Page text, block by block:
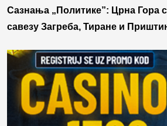
Сазнања „Политике”: Црна Гора
савезу Загреба, Тиране и